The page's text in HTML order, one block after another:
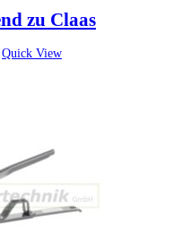
zu Claas
Quick View